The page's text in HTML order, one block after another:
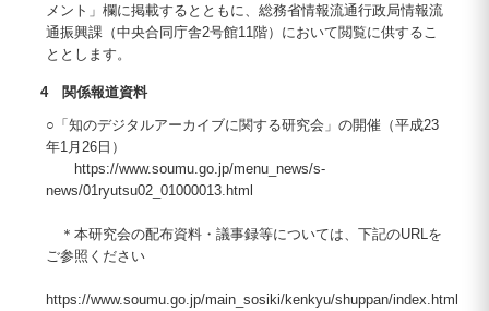
メント」欄に掲載するとともに、総務省情報流通行政局情報流
通振興課（中央合同庁舎2号館11階）において閲覧に供するこ
ととします。
4 関係報道資料
○「知のデジタルアーカイブに関する研究会」の開催（平成23
年1月26日）
https://www.soumu.go.jp/menu_news/s-
news/01ryutsu02_01000013.html
＊本研究会の配布資料・議事録等については、下記のURLを
ご参照ください
https://www.soumu.go.jp/main_sosiki/kenkyu/shuppan/index.html